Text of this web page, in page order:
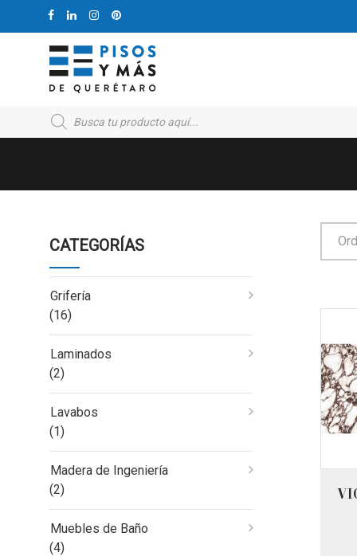
Products
search
CATEGORÍAS
Grifería
(16)
Laminados
(2)
Lavabos
(1)
Madera de Ingeniería
(2)
Muebles de Baño
(4)